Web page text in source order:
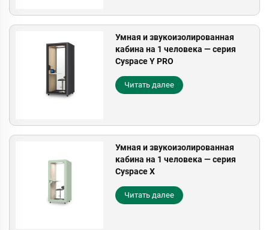
Умная и звукоизолированная
кабина на 1 человека — серия
Cyspace Y PRO
Читать далее
Умная и звукоизолированная
кабина на 1 человека — серия
Cyspace X
Читать далее